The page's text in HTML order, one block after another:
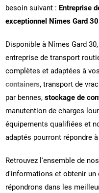
besoin suivant : Entreprise
exceptionnel Nîmes Gard 30
Disponible à Nîmes Gard
entreprise de transport
complètes et adaptées à
containers, transport de
par bennes,stockage de
manutention de charges
équipements qualifiées et
adaptés pourront répondre
Retrouvez l'ensemble de
d'informations et obtenir un
répondrons dans les